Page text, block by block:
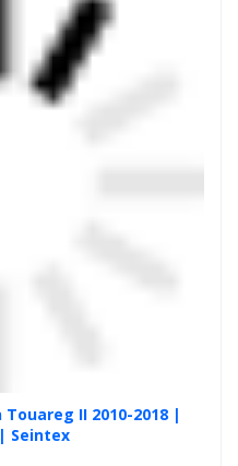
II 2010-2018 |
Seintex